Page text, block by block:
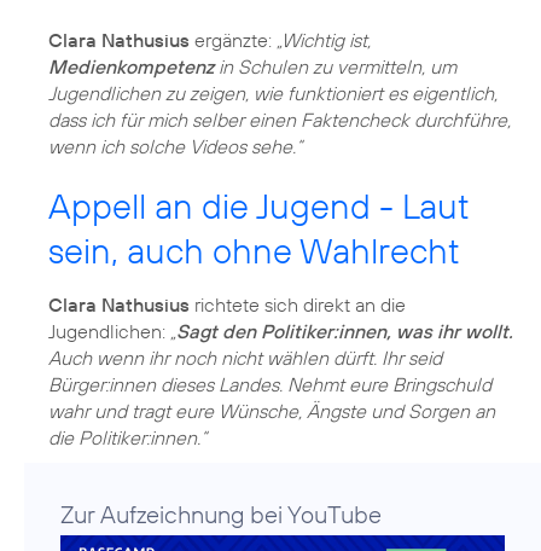
Clara Nathusius ergänzte: „Wichtig ist,
Medienkompetenzin Schulen zu vermitteln, um
Jugendlichen zu zeigen, wie funktioniert es eigentlich,
dass ich für mich selber einen Faktencheck durchführe,
wenn ich solche Videos sehe.“
Appell an die Jugend - Laut
sein, auch ohne Wahlrecht
Clara Nathusius richtete sich direkt an die
Jugendlichen: Sagt den Politiker:innen, was ihr wollt.
Auch wenn ihr noch nicht wählen dürft. Ihr seid
Bürger:innen dieses Landes. Nehmt eure Bringschuld
wahr und tragt eure Wünsche, Ängste und Sorgen an
die Politiker:innen.“
Zur Aufzeichnung bei YouTube